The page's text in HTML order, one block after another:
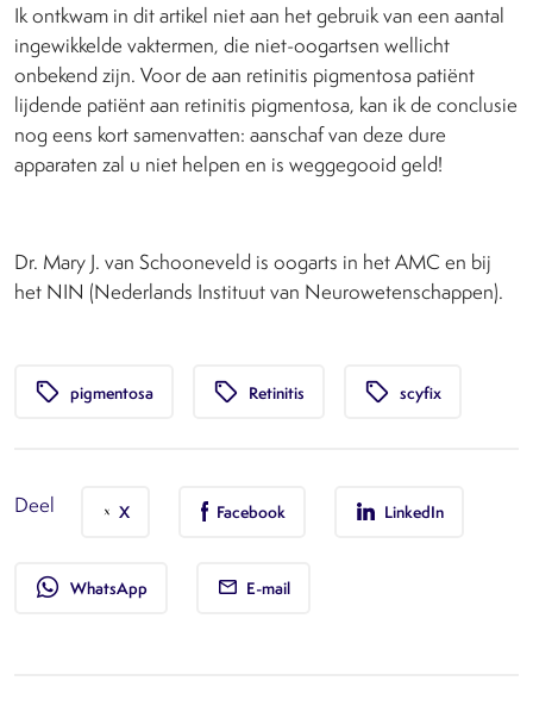
Ik ontkwam in dit artikel niet aan het gebruik van een aantal
ingewikkelde vaktermen, die niet-oogartsen wellicht
onbekend zijn. Voor de aan retinitis pigmentosa patiënt
lijdende patiënt aan retinitis pigmentosa, kan ik de conclusie
nog eens kort samenvatten: aanschaf van deze dure
apparaten zal u niet helpen en is weggegooid geld!
Dr. Mary J. van Schooneveld is oogarts in het AMC en bij
het NIN (Nederlands Instituut van Neurowetenschappen).
local_offer pigmentosa local_offer Retinitis local_offer scyfix
Deel X Facebook LinkedIn
whatsapp WhatsApp E-mail